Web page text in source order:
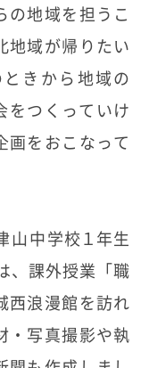
の地域を担うこ
地域が帰りたい
きから地域の
をつくっていけ
画をおこなって
山中学校１年生
、課外授業「職
西浪漫館を訪れ
・写真撮影や執